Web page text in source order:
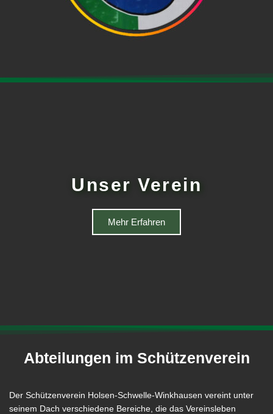
Unser Verein
Mehr Erfahren
Abteilungen im Schützenverein
Der Schützenverein Holsen-Schwelle-Winkhausen vereint unter
seinem Dach verschiedene Bereiche, die das Vereinsleben